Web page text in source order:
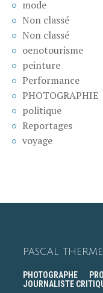
mode
Non classé
Non classé
oenotourisme
peinture
Performance
PHOTOGRAPHIE
politique
Reportages
voyage
PASCAL THERME
PHOTOGRAPHE
JOURNALISTE